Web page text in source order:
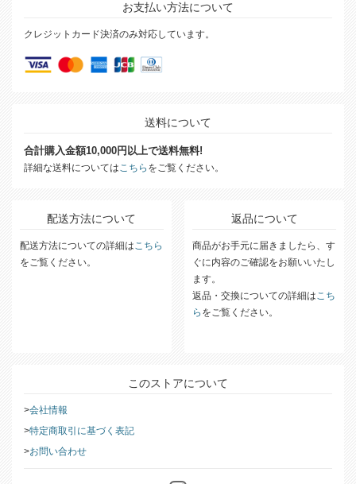
お支払い方法について
クレジットカード決済のみ対応しています。
送料について
合計購入金額10,000円以上で送料無料!
詳細な送料についてはこちら をご覧ください。
配送方法について
配送方法についての詳細はこちら
をご覧ください。
返品について
商品がお手元に届きましたら、す
ぐに内容のご確認をお願いいたし
ます。
返品・交換についての詳細はこち
ら をご覧ください。
このストアについて
会社情報
特定商取引に基づく表記
お問い合わせ